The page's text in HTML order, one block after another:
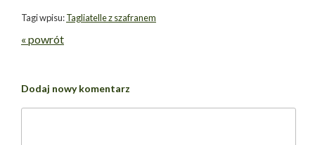
Tagi wpisu:Tagliatelle z szafranem
« powrót
Dodaj nowy komentarz